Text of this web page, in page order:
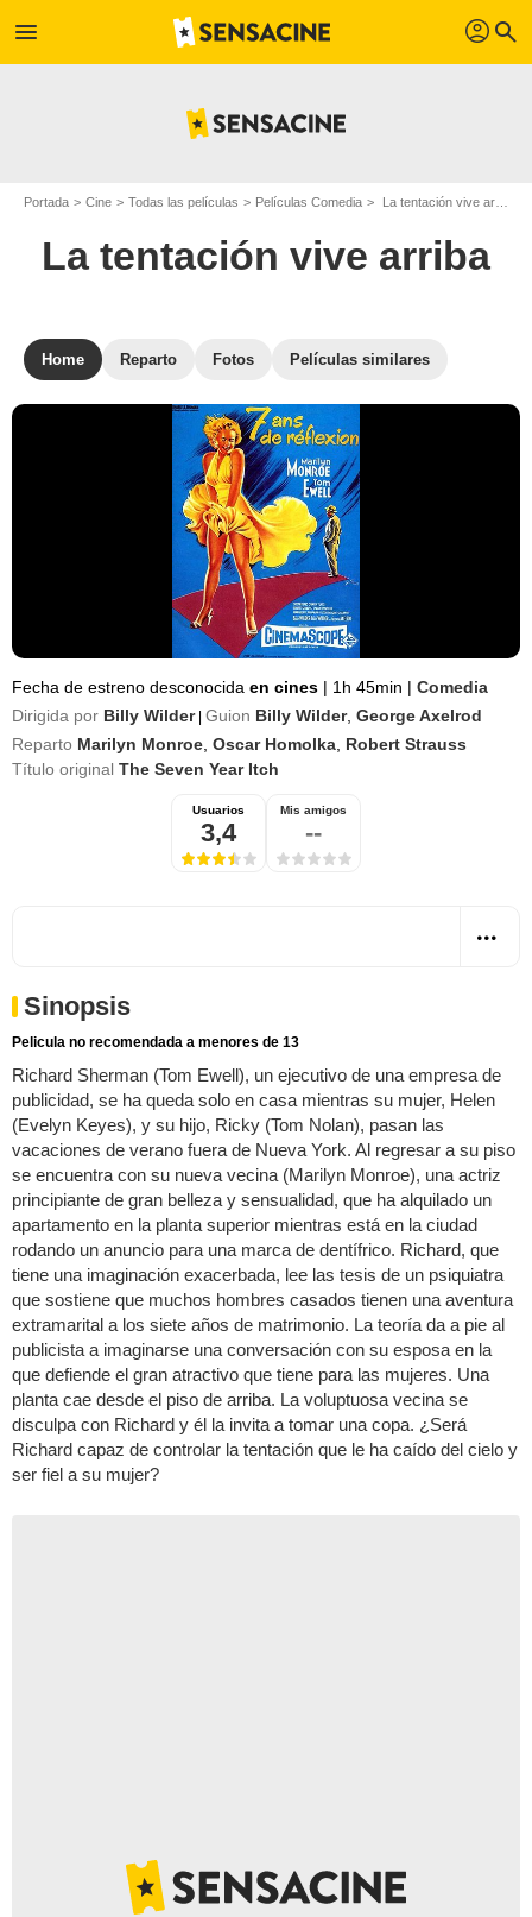
menu profil search
Portada Cine Todas las películas Películas Comedia La tentación vive arriba
La tentación vive arriba
Home Reparto Fotos Películas similares
Fecha de estreno desconocida en cines | 1h 45min | Comedia
Dirigida por Billy Wilder Guion Billy Wilder, George Axelrod
Reparto Marilyn Monroe Oscar Homolka Robert Strauss
Título original The Seven Year Itch
Usuarios
3,4
Mis amigos
--
Sinopsis
Pelicula no recomendada a menores de 13
Richard Sherman (Tom Ewell), un ejecutivo de una empresa de
publicidad, se ha queda solo en casa mientras su mujer, Helen
(Evelyn Keyes), y su hijo, Ricky (Tom Nolan), pasan las
vacaciones de verano fuera de Nueva York. Al regresar a su piso
se encuentra con su nueva vecina (Marilyn Monroe), una actriz
principiante de gran belleza y sensualidad, que ha alquilado un
apartamento en la planta superior mientras está en la ciudad
rodando un anuncio para una marca de dentífrico. Richard, que
tiene una imaginación exacerbada, lee las tesis de un psiquiatra
que sostiene que muchos hombres casados tienen una aventura
extramarital a los siete años de matrimonio. La teoría da a pie al
publicista a imaginarse una conversación con su esposa en la
que defiende el gran atractivo que tiene para las mujeres. Una
planta cae desde el piso de arriba. La voluptuosa vecina se
disculpa con Richard y él la invita a tomar una copa. ¿Será
Richard capaz de controlar la tentación que le ha caído del cielo y
ser fiel a su mujer?